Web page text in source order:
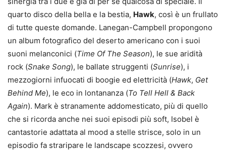
quarto disco della bella e la bestia, Hawk, così è un frullato
di tutte queste domande. Lanegan-Campbell propongono
un album fotografico del deserto americano con i suoi
suoni melanconici (Time Of The Season), le sue aridità
rock (Snake Song), le ballate struggenti (Sunrise), i
mezzogiorni infuocati di boogie ed elettricità (Hawk, Get
Behind Me), le eco in lontananza (To Tell Hell & Back
Again). Mark è stranamente addomesticato, più di quello
che si ricorda anche nei suoi episodi più soft, Isobel è
cantastorie adattata al mood a stelle strisce, solo in un
episodio fa straripare le landscape scozzesi, ovvero